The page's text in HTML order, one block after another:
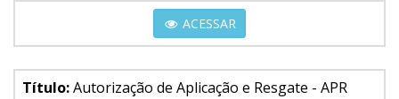
ACESSAR
Título:Autorização de Aplicação e Resgate - APR